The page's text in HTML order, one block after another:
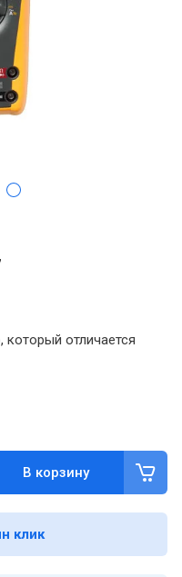
который отличается
В корзину
клик